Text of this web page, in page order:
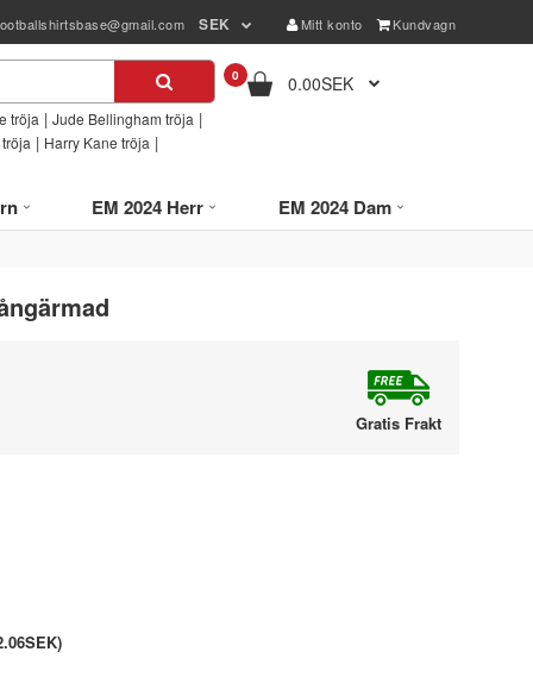
SEK Mitt konto Kundvagn
tröja | Jude Bellingham tröja |
| Harry Kane tröja |
0 0.00SEK
EM 2024 Herr EM 2024 Dam
Gratis Frakt